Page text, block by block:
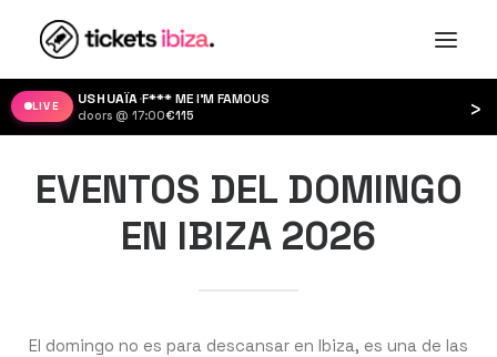
LIVE ›
EVENTOS DEL DOMINGO
EN IBIZA 2026
El domingo no es para descansar en Ibiza, es una de las